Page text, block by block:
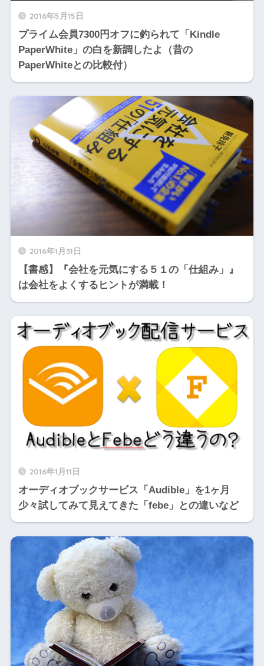
2016年5月15日
プライム会員7300円オフに釣られて「Kindle
PaperWhite」の白を新調したよ（昔の
PaperWhiteとの比較付）
2016年1月31日
【書感】『会社を元気にする５１の「仕組み」』
は会社をよくするヒントが満載！
2016年1月11日
オーディオブックサービス「Audible」を1ヶ月
少々試してみて見えてきた「febe」との違いなど